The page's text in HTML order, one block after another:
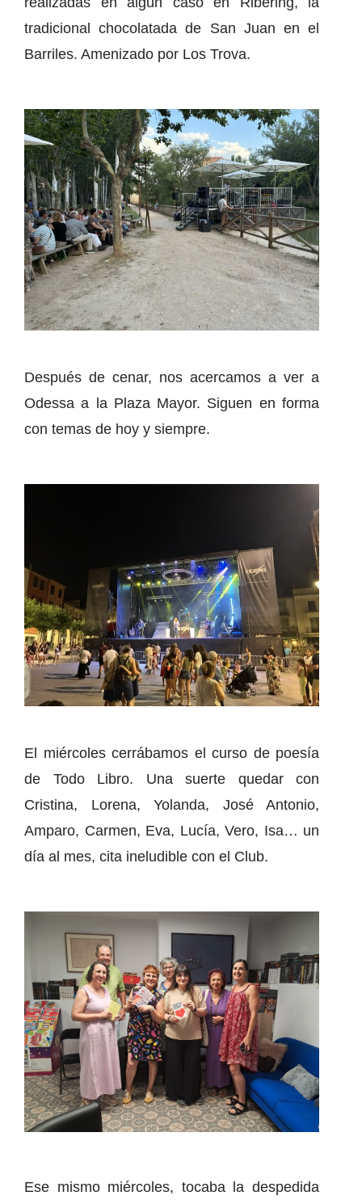
tradicional chocolatada de San Juan en el
Barriles. Amenizado por Los Trova.
Después de cenar, nos acercamos a ver a
Odessa a la Plaza Mayor. Siguen en forma
con temas de hoy y siempre.
El miércoles cerrábamos el curso de poesía
de Todo Libro. Una suerte quedar con
Cristina, Lorena, Yolanda, José Antonio,
Amparo, Carmen, Eva, Lucía, Vero, Isa… un
día al mes, cita ineludible con el Club.
Ese mismo miércoles, tocaba la despedida